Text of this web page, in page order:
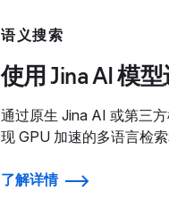
语义搜索
使用 Jina AI 模
通过原生 Jina AI 或第三
现 GPU 加速的多语言检索
了解详情